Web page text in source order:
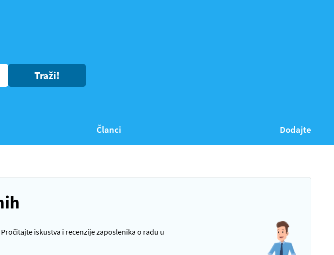
Traži!
Članci Dodajte
iskustva i recenzije zaposlenika o radu u